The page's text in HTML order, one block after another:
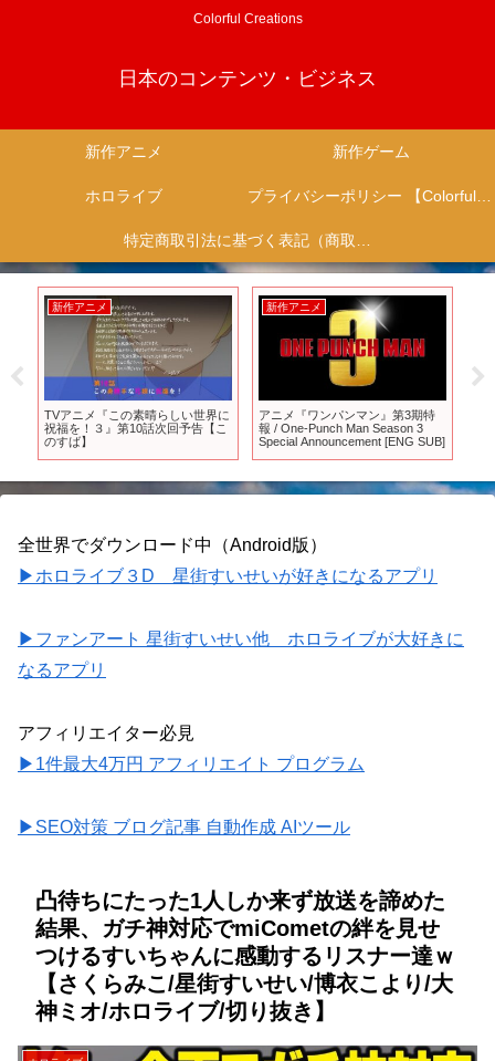
Colorful Creations
日本のコンテンツ・ビジネス
新作アニメ 新作ゲーム
ホロライブ プライバシーポリシー 【Colorful Creation】
特定商取引法に基づく表記（商取引に関する開示）
新作アニメ
TVアニメ『この素晴らしい世界に
祝福を！３』第10話次回予告【こ
のすば】
新作アニメ
アニメ『ワンパンマン』第3期特
報 / One-Punch Man Season 3
Special Announcement [ENG SUB]
全世界でダウンロード中（Android版）
▶ホロライブ３D 星街すいせいが好きになるアプリ
▶ファンアート 星街すいせい他 ホロライブが大好きに
なるアプリ
アフィリエイター必見
▶1件最大4万円 アフィリエイト プログラム
▶SEO対策 ブログ記事 自動作成 AIツール
凸待ちにたった1人しか来ず放送を諦めた
結果、ガチ神対応でmiCometの絆を見せ
つけるすいちゃんに感動するリスナー達ｗ
【さくらみこ/星街すいせい/博衣こより/大
神ミオ/ホロライブ/切り抜き】